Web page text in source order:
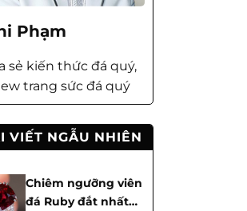
Phạm
sẻ kiến thức đá quý,
trang sức đá quý
VIẾT NGẪU NHIÊN
Chiêm ngưỡng viên
đá Ruby đắt nhất